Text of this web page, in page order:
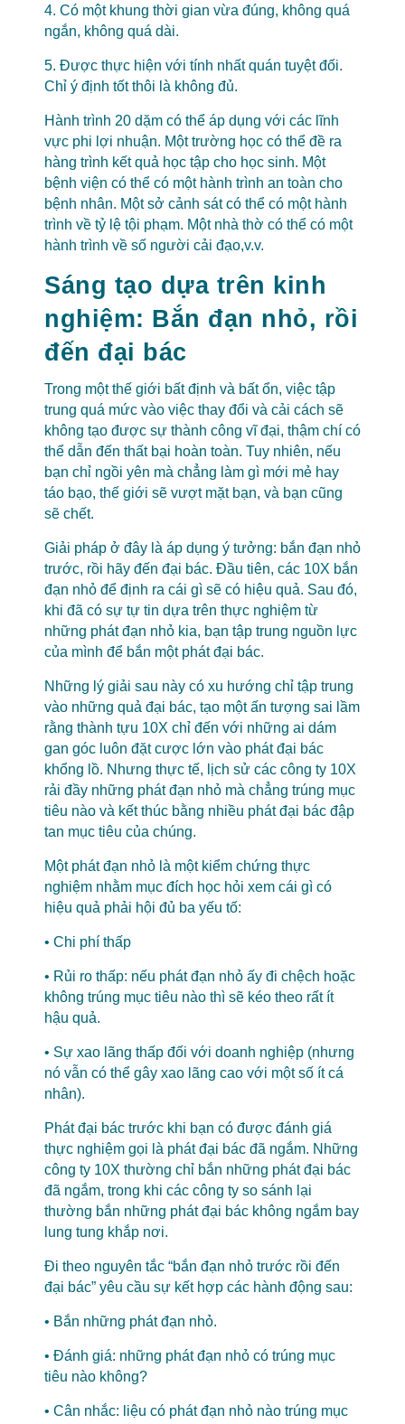
4. Có một khung thời gian vừa đúng, không quá
ngắn, không quá dài.
5. Được thực hiện với tính nhất quán tuyệt đối.
Chỉ ý định tốt thôi là không đủ.
Hành trình 20 dặm có thể áp dụng với các lĩnh
vực phi lợi nhuận. Một trường học có thể đề ra
hàng trình kết quả học tập cho học sinh. Một
bệnh viện có thể có một hành trình an toàn cho
bệnh nhân. Một sở cảnh sát có thể có một hành
trình về tỷ lệ tội phạm. Một nhà thờ có thể có một
hành trình về số người cải đạo,v.v.
Sáng tạo dựa trên kinh
nghiệm: Bắn đạn nhỏ, rồi
đến đại bác
Trong một thế giới bất định và bất ổn, việc tập
trung quá mức vào việc thay đổi và cải cách sẽ
không tạo được sự thành công vĩ đại, thậm chí có
thể dẫn đến thất bại hoàn toàn. Tuy nhiên, nếu
bạn chỉ ngồi yên mà chẳng làm gì mới mẻ hay
táo bạo, thế giới sẽ vượt mặt bạn, và bạn cũng
sẽ chết.
Giải pháp ở đây là áp dụng ý tưởng: bắn đạn nhỏ
trước, rồi hãy đến đại bác. Đầu tiên, các 10X bắn
đạn nhỏ để định ra cái gì sẽ có hiệu quả. Sau đó,
khi đã có sự tự tin dựa trên thực nghiệm từ
những phát đạn nhỏ kia, bạn tập trung nguồn lực
của mình để bắn một phát đại bác.
Những lý giải sau này có xu hướng chỉ tập trung
vào những quả đại bác, tạo một ấn tượng sai lầm
rằng thành tựu 10X chỉ đến với những ai dám
gan góc luôn đặt cược lớn vào phát đại bác
khổng lồ. Nhưng thực tế, lịch sử các công ty 10X
rải đầy những phát đạn nhỏ mà chẳng trúng mục
tiêu nào và kết thúc bằng nhiều phát đại bác đập
tan mục tiêu của chúng.
Một phát đạn nhỏ là một kiểm chứng thực
nghiệm nhằm mục đích học hỏi xem cái gì có
hiệu quả phải hội đủ ba yếu tố:
• Chi phí thấp
• Rủi ro thấp: nếu phát đạn nhỏ ấy đi chệch hoặc
không trúng mục tiêu nào thì sẽ kéo theo rất ít
hậu quả.
• Sự xao lãng thấp đối với doanh nghiệp (nhưng
nó vẫn có thể gây xao lãng cao với một số ít cá
nhân).
Phát đại bác trước khi bạn có được đánh giá
thực nghiệm gọi là phát đại bác đã ngắm. Những
công ty 10X thường chỉ bắn những phát đại bác
đã ngắm, trong khi các công ty so sánh lại
thường bắn những phát đại bác không ngắm bay
lung tung khắp nơi.
Đi theo nguyên tắc “bắn đạn nhỏ trước rồi đến
đại bác” yêu cầu sự kết hợp các hành động sau:
• Bắn những phát đạn nhỏ.
• Đánh giá: những phát đạn nhỏ có trúng mục
tiêu nào không?
• Cân nhắc: liệu có phát đạn nhỏ nào trúng mục